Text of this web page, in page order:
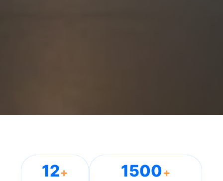
12+ 1500+